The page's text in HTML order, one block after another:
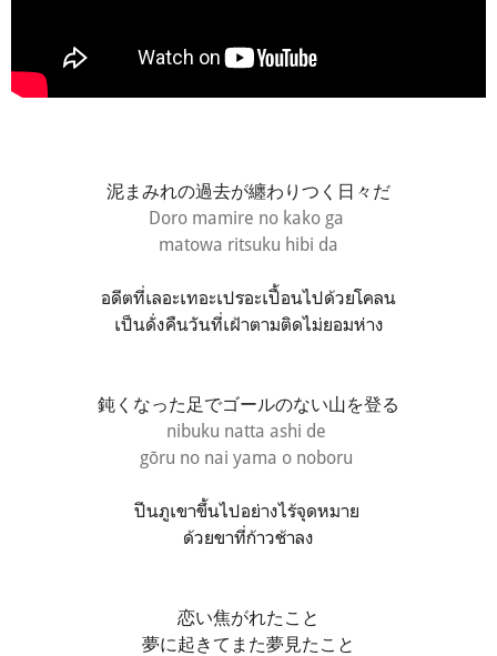
泥まみれの過去が纏わりつく日々だ
Doro mamire no kako ga
matowa ritsuku hibi da
อดีตที่เลอะเทอะเปรอะเปื้อนไปด้วยโคลน
เป็นดั่งคืนวันที่เฝ้าตามติดไม่ยอมห่าง
鈍くなった足でゴールのない山を登る
nibuku natta ashi de
gōru no nai yama o noboru
ปีนภูเขาขึ้นไปอย่างไร้จุดหมาย
ด้วยขาที่ก้าวช้าลง
恋い焦がれたこと
夢に起きてまた夢見たこと